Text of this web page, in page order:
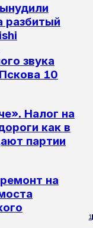
разбитый
звука
10
Налог на
как в
партии
на
1